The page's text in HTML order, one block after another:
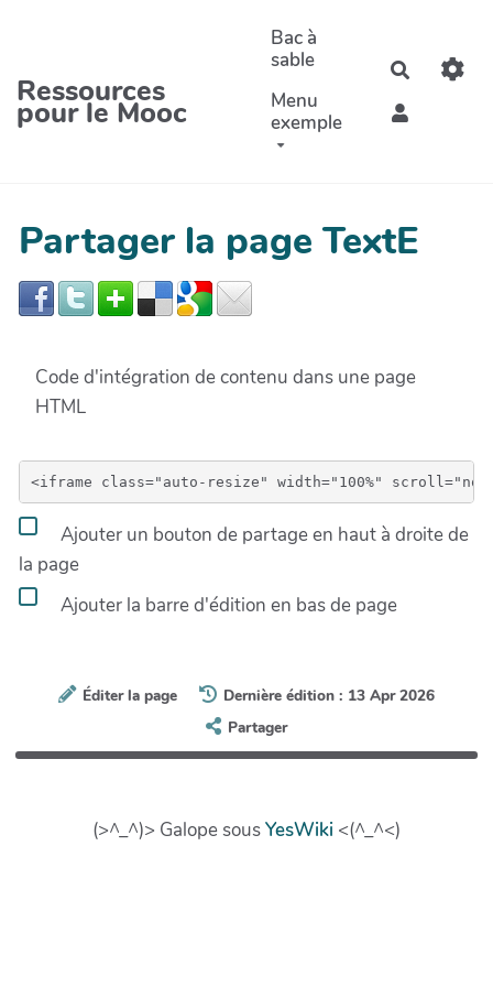
Ressources
pour le Mooc
Bac à
sable
Menu
exemple
Partager la page TextE
Code d'intégration de contenu dans une page
HTML
Ajouter un bouton de partage en haut à droite de
la page
Ajouter la barre d'édition en bas de page
Éditer la page
Dernière édition : 13 Apr 2026
Partager
(>^_^)> Galope sousYesWiki <(^_^<)